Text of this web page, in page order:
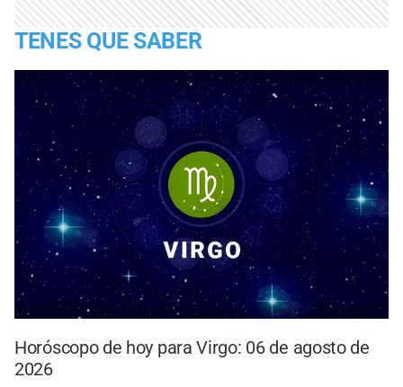
TENES QUE SABER
Horóscopo de hoy para Virgo: 06 de agosto de
2026